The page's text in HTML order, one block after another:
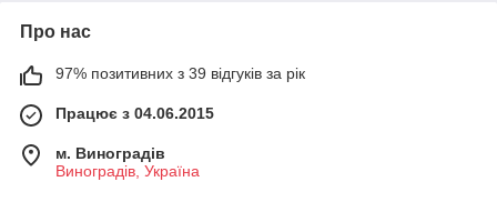
Про нас
97% позитивних з 39 відгуків за рік
Працює з 04.06.2015
м. Виноградів
Виноградів, Україна